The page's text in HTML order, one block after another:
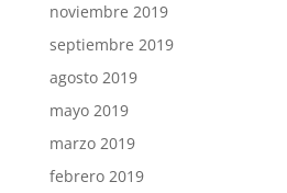
noviembre 2019
septiembre 2019
agosto 2019
mayo 2019
marzo 2019
febrero 2019